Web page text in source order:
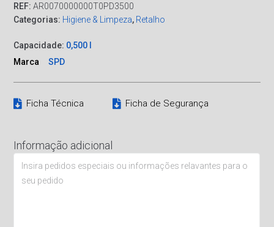
REF:AR0070000000T0PD3500
Categorias: Higiene & Limpeza, Retalho
Capacidade: 0,500 l
Marca
SPD
Ficha Técnica Ficha de Segurança
Informação adicional